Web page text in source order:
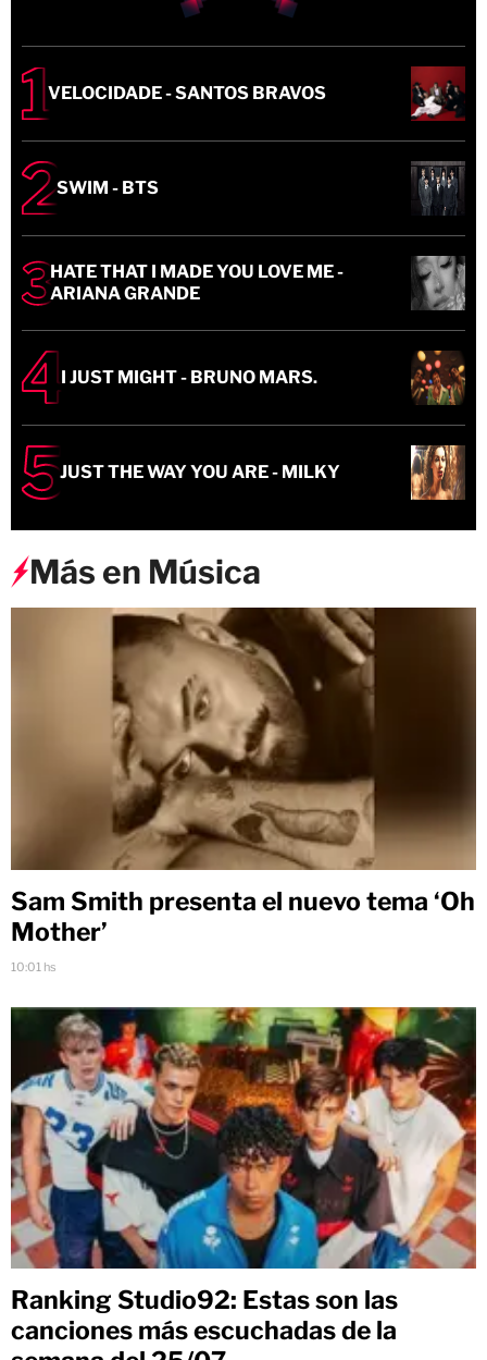
VELOCIDADE - SANTOS BRAVOS
SWIM - BTS
HATE THAT I MADE YOU LOVE ME -
ARIANA GRANDE
I JUST MIGHT - BRUNO MARS.
JUST THE WAY YOU ARE - MILKY
Más en Música
Sam Smith presenta el nuevo tema ‘Oh
Mother’
10:01 hs
Ranking Studio92: Estas son las
canciones más escuchadas de la